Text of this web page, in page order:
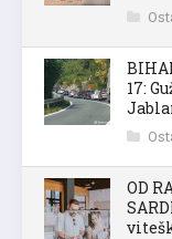
17:
OD